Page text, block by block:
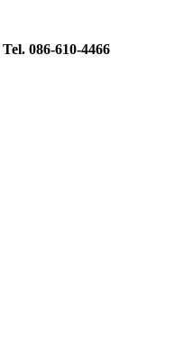
Tel. 086-610-4466